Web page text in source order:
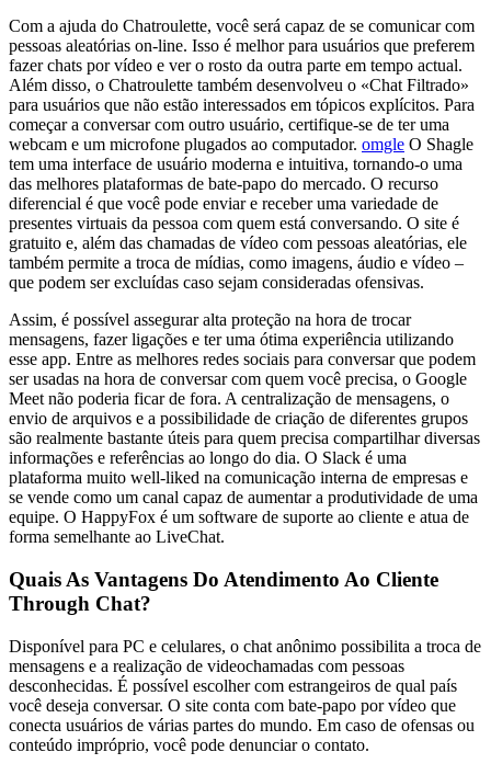
Com a ajuda do Chatroulette, você será capaz de se comunicar com
pessoas aleatórias on-line. Isso é melhor para usuários que preferem
fazer chats por vídeo e ver o rosto da outra parte em tempo actual.
Além disso, o Chatroulette também desenvolveu o «Chat Filtrado»
para usuários que não estão interessados em tópicos explícitos. Para
começar a conversar com outro usuário, certifique-se de ter uma
webcam e um microfone plugados ao computador. omgle O Shagle
tem uma interface de usuário moderna e intuitiva, tornando-o uma
das melhores plataformas de bate-papo do mercado. O recurso
diferencial é que você pode enviar e receber uma variedade de
presentes virtuais da pessoa com quem está conversando. O site é
gratuito e, além das chamadas de vídeo com pessoas aleatórias, ele
também permite a troca de mídias, como imagens, áudio e vídeo –
que podem ser excluídas caso sejam consideradas ofensivas.
Assim, é possível assegurar alta proteção na hora de trocar
mensagens, fazer ligações e ter uma ótima experiência utilizando
esse app. Entre as melhores redes sociais para conversar que podem
ser usadas na hora de conversar com quem você precisa, o Google
Meet não poderia ficar de fora. A centralização de mensagens, o
envio de arquivos e a possibilidade de criação de diferentes grupos
são realmente bastante úteis para quem precisa compartilhar diversas
informações e referências ao longo do dia. O Slack é uma
plataforma muito well-liked na comunicação interna de empresas e
se vende como um canal capaz de aumentar a produtividade de uma
equipe. O HappyFox é um software de suporte ao cliente e atua de
forma semelhante ao LiveChat.
Quais As Vantagens Do Atendimento Ao Cliente
Through Chat?
Disponível para PC e celulares, o chat anônimo possibilita a troca de
mensagens e a realização de videochamadas com pessoas
desconhecidas. É possível escolher com estrangeiros de qual país
você deseja conversar. O site conta com bate-papo por vídeo que
conecta usuários de várias partes do mundo. Em caso de ofensas ou
conteúdo impróprio, você pode denunciar o contato.